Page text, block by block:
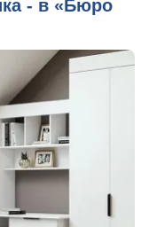
- в «Бюро